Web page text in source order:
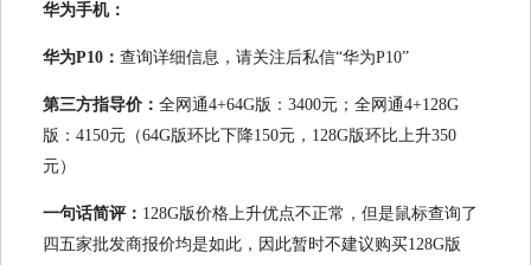
华为手机：
华为P10： 查询详细信息，请关注后私信“华为P10”
第三方指导价： 全网通4+64G版：3400元；全网通4+128G
版：4150元（64G版环比下降150元，128G版环比上升350
元）
一句话简评： 128G版价格上升优点不正常，但是鼠标查询了
四五家批发商报价均是如此，因此暂时不建议购买128G版